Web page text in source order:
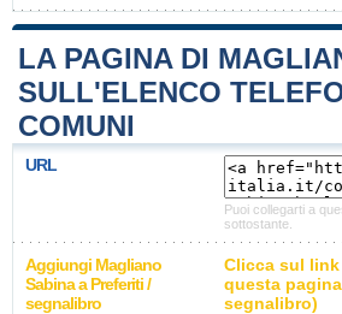
LA PAGINA DI
SULL'ELENCO
COMUNI
URL
Puoi collegarti a
sottostante.
Aggiungi Magliano
Sabina a Preferiti /
segnalibro
Clicca sul
questa
segnalibro)